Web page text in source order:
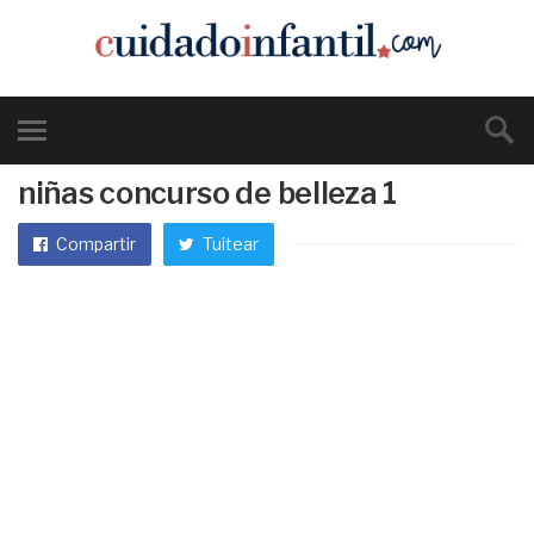
niñas concurso de belleza 1
Compartir Tuitear